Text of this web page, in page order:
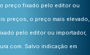
preço fixado pelo editor ou
preços, o preço mais elevado,
pelo editor ou importador,
Salvo indicação em